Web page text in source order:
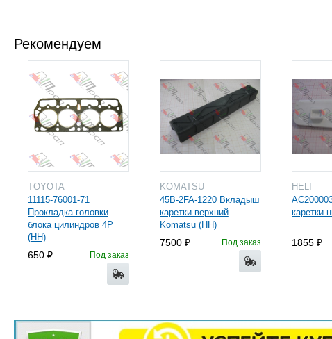
Рекомендуем
TOYOTA
11115-76001-71
Прокладка головки
блока цилиндров 4P
(HH)
650 Под заказ
KOMATSU
45B-2FA-1220 Вкладыш
каретки верхний
Komatsu (HH)
7500 Под заказ
HELI
каретки
1855